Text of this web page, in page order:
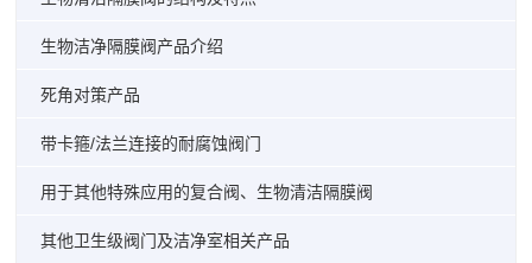
生物洁净隔膜阀产品介绍
死角对策产品
带卡箍/法兰连接的耐腐蚀阀门
用于其他特殊应用的复合阀、生物清洁隔膜阀
其他卫生级阀门及洁净室相关产品